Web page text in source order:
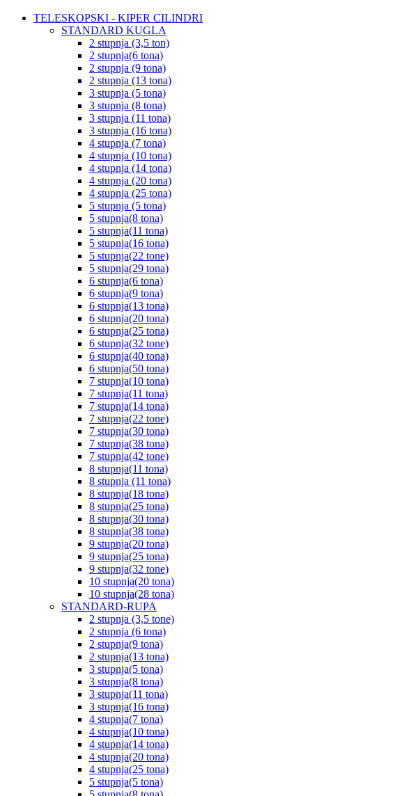
TELESKOPSKI - KIPER CILINDRI
STANDARD KUGLA
2 stupnja (3,5 ton)
2 stupnja(6 tona)
2 stupnja (9 tona)
2 stupnja (13 tona)
3 stupnja (5 tona)
3 stupnja (8 tona)
3 stupnja (11 tona)
3 stupnja (16 tona)
4 stupnja (7 tona)
4 stupnja (10 tona)
4 stupnja (14 tona)
4 stupnja (20 tona)
4 stupnja (25 tona)
5 stupnja (5 tona)
5 stupnja(8 tona)
5 stupnja(11 tona)
5 stupnja(16 tona)
5 stupnja(22 tone)
5 stupnja(29 tona)
6 stupnja(6 tona)
6 stupnja(9 tona)
6 stupnja(13 tona)
6 stupnja(20 tona)
6 stupnja(25 tona)
6 stupnja(32 tone)
6 stupnja(40 tona)
6 stupnja(50 tona)
7 stupnja(10 tona)
7 stupnja(11 tona)
7 stupnja(14 tona)
7 stupnja(22 tone)
7 stupnja(30 tona)
7 stupnja(38 tona)
7 stupnja(42 tone)
8 stupnja(11 tona)
8 stupnja (11 tona)
8 stupnja(18 tona)
8 stupnja(25 tona)
8 stupnja(30 tona)
8 stupnja(38 tona)
9 stupnja(20 tona)
9 stupnja(25 tona)
9 stupnja(32 tone)
10 stupnja(20 tona)
10 stupnja(28 tona)
STANDARD-RUPA
2 stupnja (3,5 tone)
2 stupnja (6 tona)
2 stupnja(9 tona)
2 stupnja(13 tona)
3 stupnja(5 tona)
3 stupnja(8 tona)
3 stupnja(11 tona)
3 stupnja(16 tona)
4 stupnja(7 tona)
4 stupnja(10 tona)
4 stupnja(14 tona)
4 stupnja(20 tona)
4 stupnja(25 tona)
5 stupnja(5 tona)